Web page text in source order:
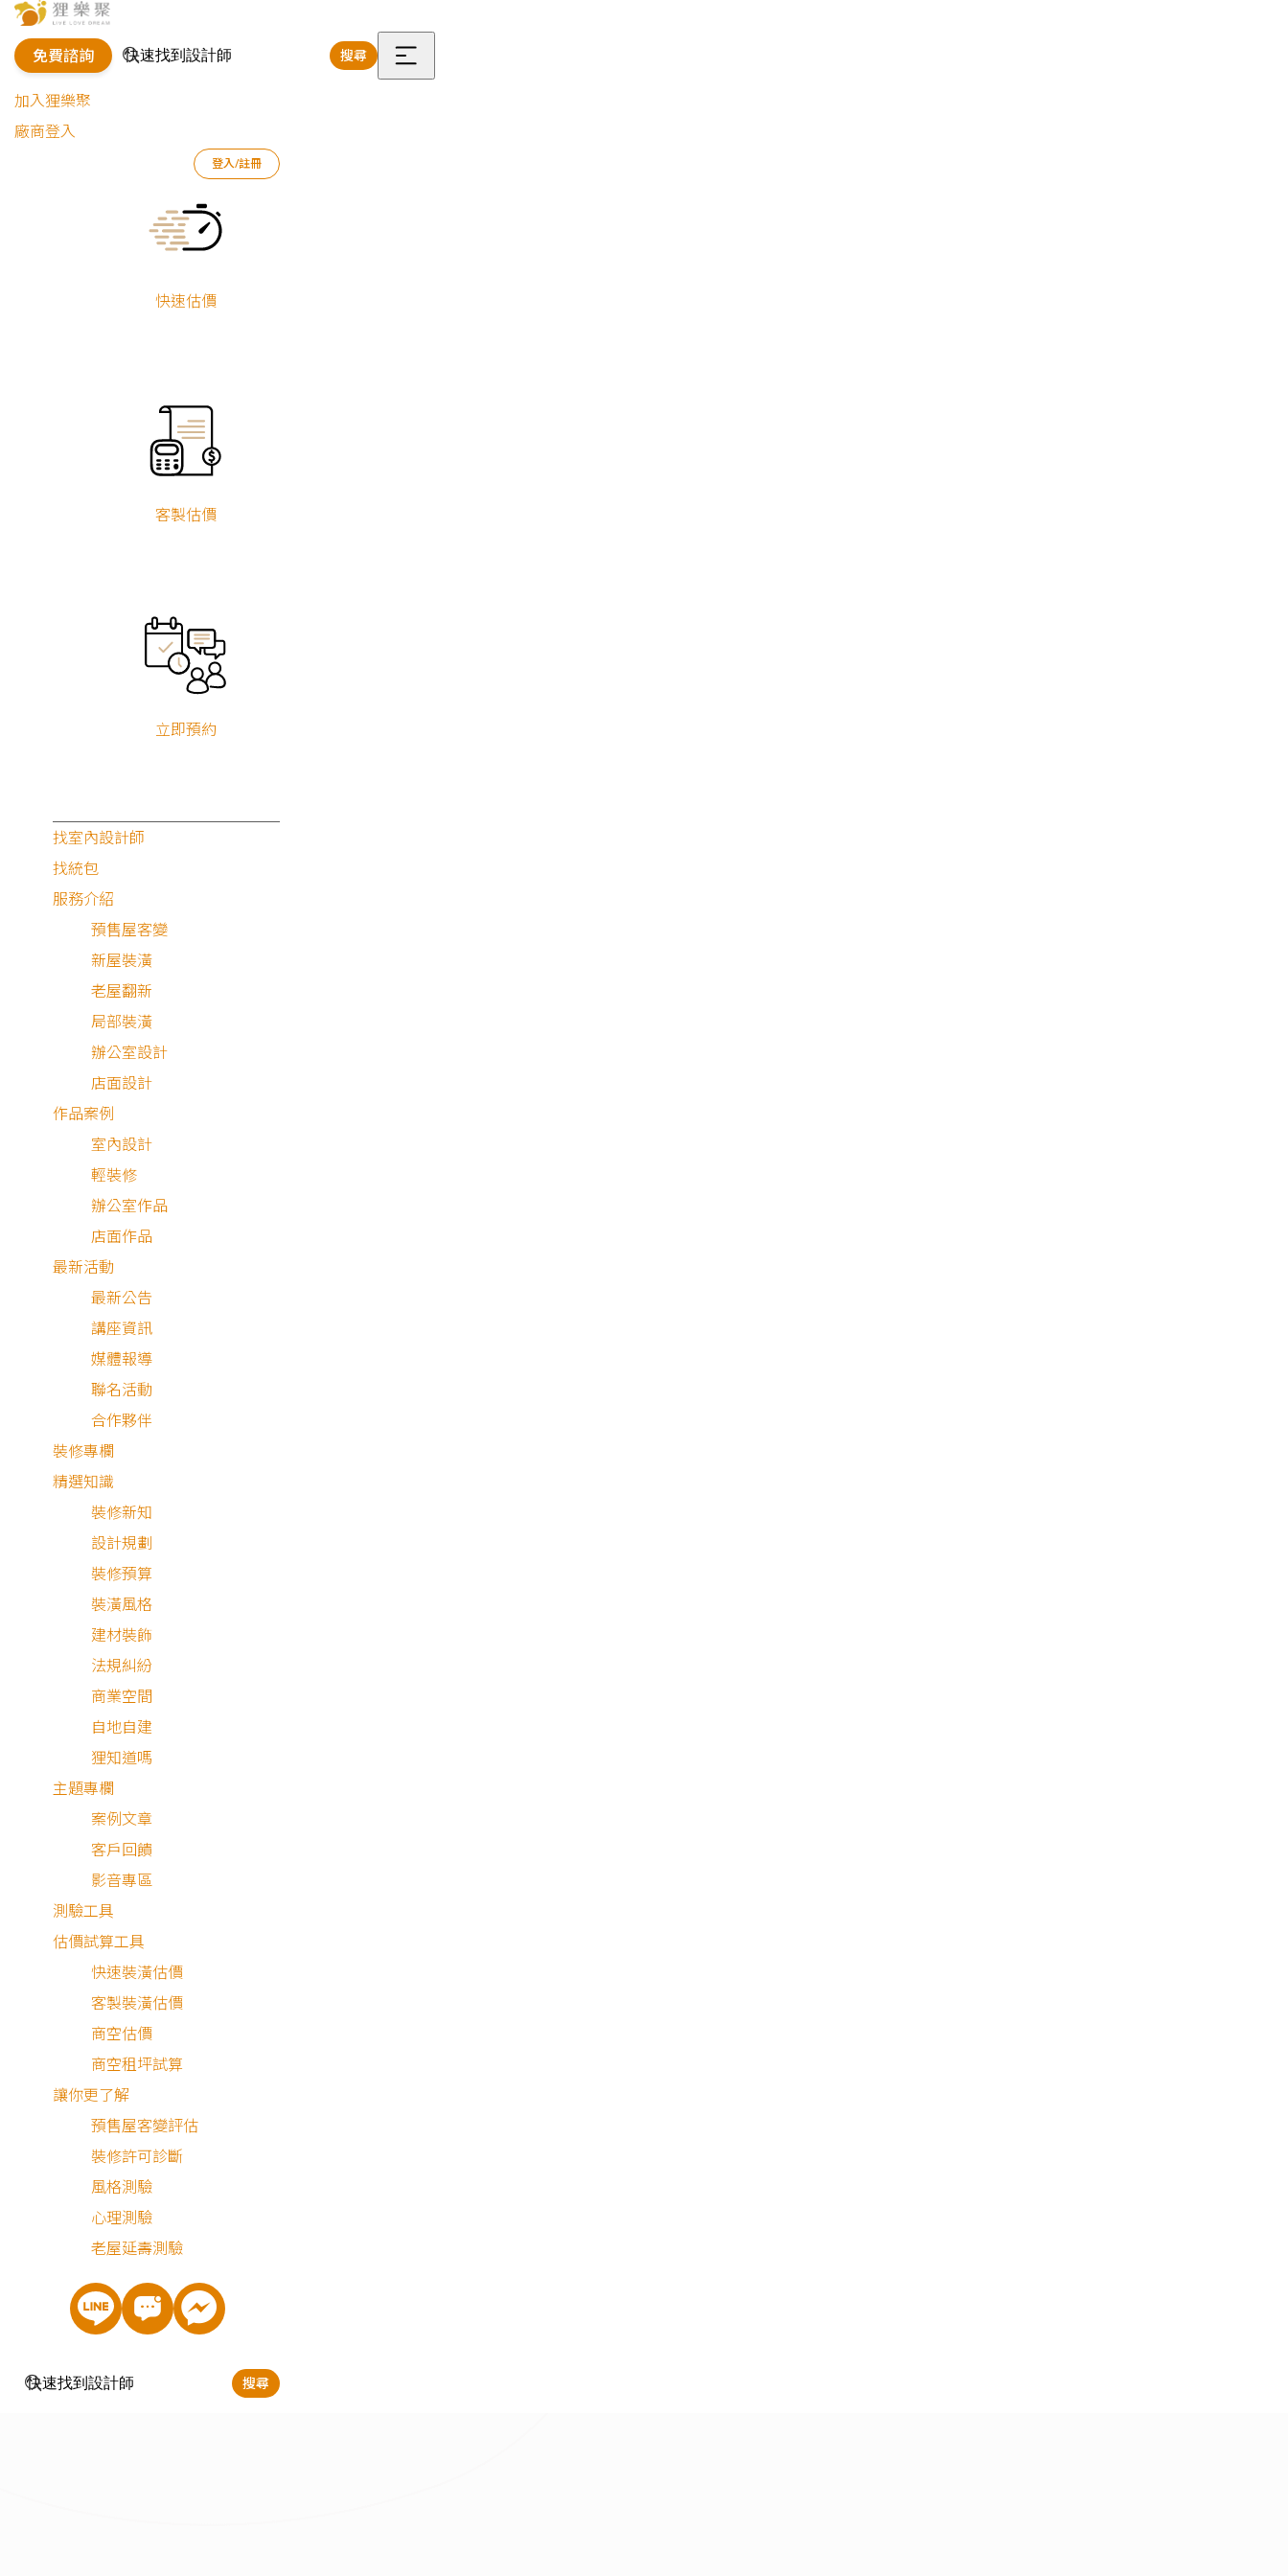
免費諮詢 搜尋
選
加入狸樂聚
廠商登入
登入/註冊
快速估價
客製估價
立即預約
找室內設計師
找統包
服務介紹
預售屋客變
新屋裝潢
老屋翻新
局部裝潢
辦公室設計
店面設計
作品案例
室內設計
輕裝修
辦公室作品
店面作品
最新活動
最新公告
講座資訊
媒體報導
聯名活動
合作夥伴
裝修專欄
精選知識
裝修新知
設計規劃
裝修預算
裝潢風格
建材裝飾
法規糾紛
商業空間
自地自建
狸知道嗎
主題專欄
案例文章
客戶回饋
影音專區
測驗工具
估價試算工具
快速裝潢估價
客製裝潢估價
商空估價
商空租坪試算
讓你更了解
預售屋客變評估
裝修許可診斷
風格測驗
心理測驗
老屋延壽測驗
搜尋
店面設計作品 黃宥升
鐵件客製理髮桌｜工業風剪髮店
店面